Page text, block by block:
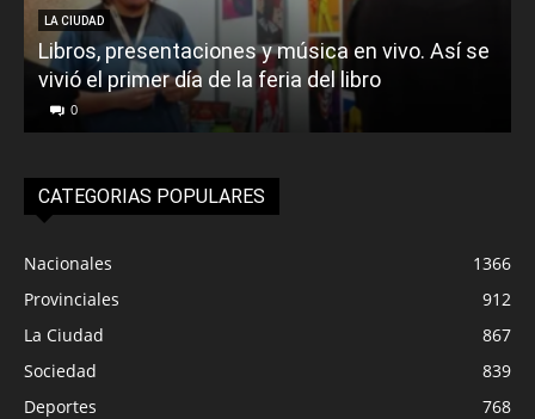
LA CIUDAD
Libros, presentaciones y música en vivo. Así se
vivió el primer día de la feria del libro
0
CATEGORIAS POPULARES
Nacionales
1366
Provinciales
912
La Ciudad
867
Sociedad
839
Deportes
768